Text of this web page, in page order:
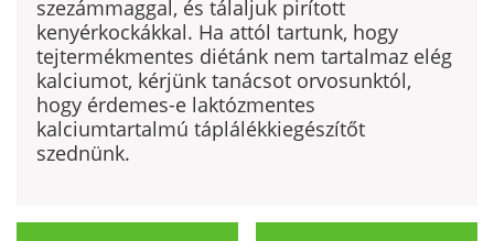
szezámmaggal, és tálaljuk pirított
kenyérkockákkal. Ha attól tartunk, hogy
tejtermékmentes diétánk nem tartalmaz elég
kalciumot, kérjünk tanácsot orvosunktól,
hogy érdemes-e laktóz­mentes
kalciumtartalmú táplálékkiegészítőt
szednünk.